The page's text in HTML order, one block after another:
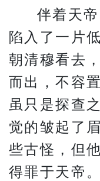
伴着天
陷入了一片
朝清穆看去
而出，不容
虽只是探查
觉的皱起了
些古怪，但
得罪于天帝。